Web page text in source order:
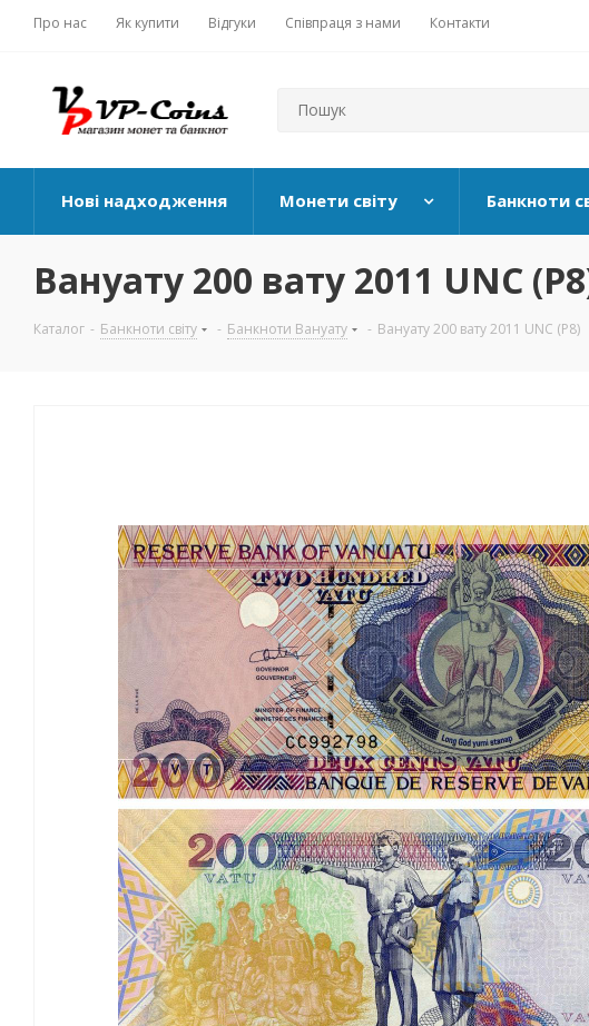
Про нас Як купити Відгуки Співпраця з нами Контакти
Нові надходження Монети світу Банкноти
Вануату 200 вату 2011 UNC
Каталог - Банкноти світу - Банкноти Вануату - Вануату 200 вату 2011 UNC (P8)